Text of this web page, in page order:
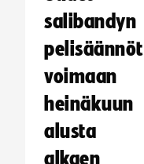
salibandyn
pelisäännöt
voimaan
heinäkuun
alusta
alkaen